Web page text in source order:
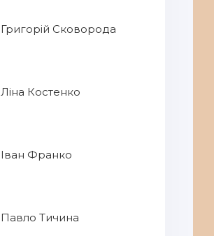
Григорій Сковорода
Ліна Костенко
Іван Франко
Павло Тичина